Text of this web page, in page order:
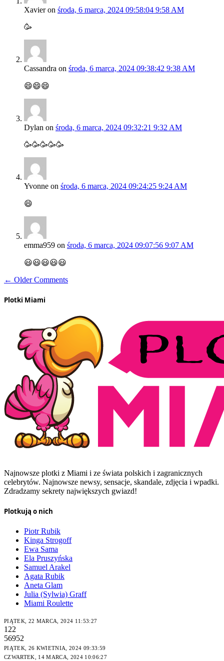
Xavieron środa, 6 marca, 2024 09:58:04 9:58 AM
🥳
Cassandra on środa, 6 marca, 2024 09:38:42 9:38 AM
😄😄😄
Dylan on środa, 6 marca, 2024 09:32:21 9:32 AM
🥳🥳🥳🥳🥳
Yvonne on środa, 6 marca, 2024 09:24:25 9:24 AM
😄
emma959 on środa, 6 marca, 2024 09:07:56 9:07 AM
😃😃😃😃😃
← Older Comments
Plotki Miami
Najnowsze plotki z Miami i ze świata polskich i zagranicznych
celebrytów. Najnowsze newsy, sensacje, skandale, zdjęcia i wpadki.
Zdradzamy sekrety największych gwiazd!
Plotkują o nich
Piotr Rubik
Kinga Strogoff
Ewa Sama
Ela Pruszyńska
Samuel Arakel
Agata Rubik
Aneta Glam
Julia (Sylwia) Graff
Miami Roulette
PIĄTEK, 22 MARCA, 2024 11:53:27
122
56952
PIĄTEK, 26 KWIETNIA, 2024 09:33:59
CZWARTEK, 14 MARCA, 2024 10:06:27